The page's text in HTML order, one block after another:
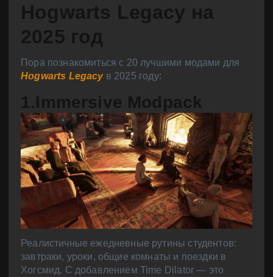
Hogwarts Legacy на
2025 год
Пора познакомиться с 20 лучшими модами для
Hogwarts Legacyв 2025 году:
1.Immersive Modpack
Реалистичные ежедневные рутины студентов:
завтраки, уроки, общие комнаты и поездки в
Хогсмид. С добавлением Time Dilator — это